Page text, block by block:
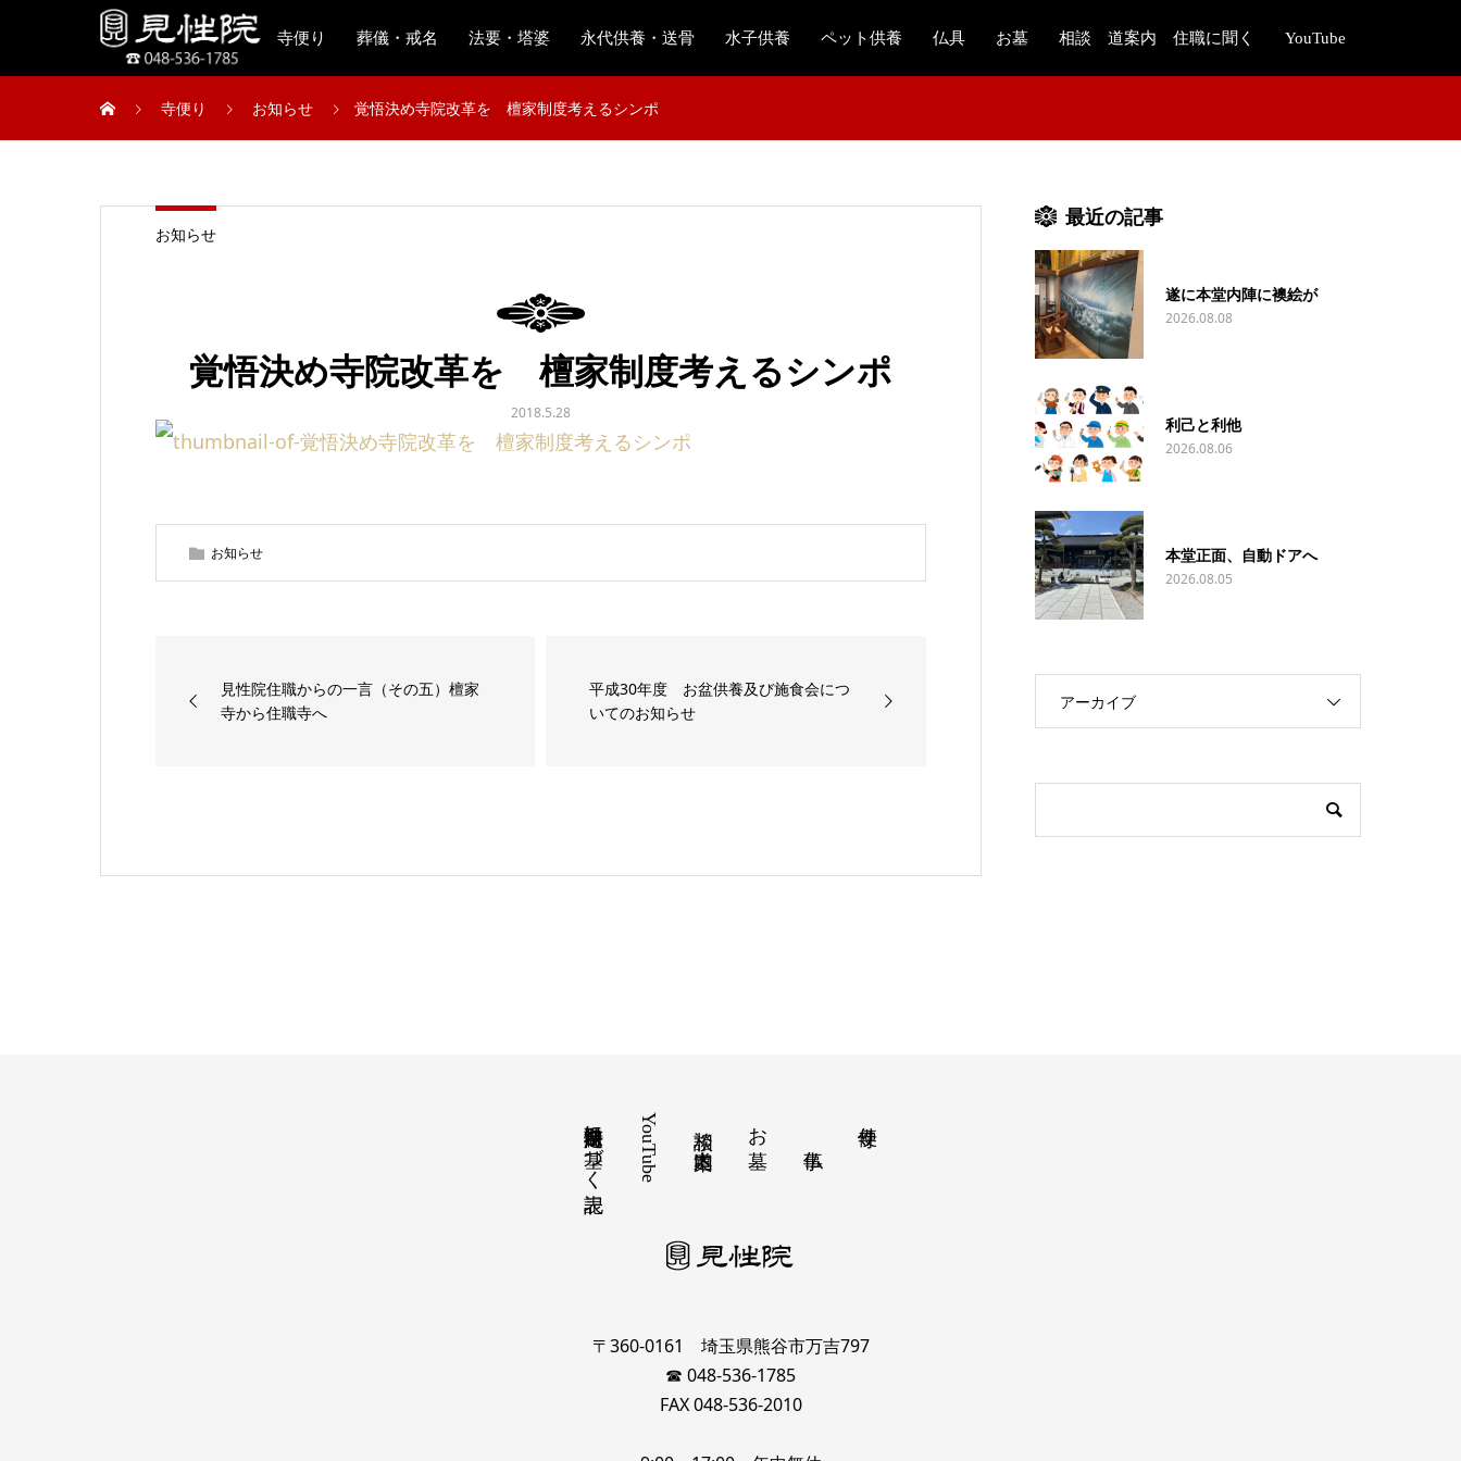
寺便り 葬儀・戒名 法要・塔婆 永代供養・送骨 水子供養 ペット供養 仏具 お墓 相談 道案内 住職に聞く YouTube
寺便り お知らせ 覚悟決め寺院改革を 檀家制度考えるシンポ
お知らせ
覚悟決め寺院改革を 檀家制度考えるシンポ
2018.5.28
お知らせ
見性院住職からの一言（その五）檀家
寺から住職寺へ
平成30年度 お盆供養及び施食会につ
いてのお知らせ
最近の記事
遂に本堂内陣に襖絵が
2026.08.08
利己と利他
2026.08.06
本堂正面、自動ドアへ
2026.08.05
アーカイブ
寺便り
お墓
YouTube
特定商取引法に基づく表記
〒360-0161 埼玉県熊谷市万吉797
☎ 048-536-1785
FAX 048-536-2010